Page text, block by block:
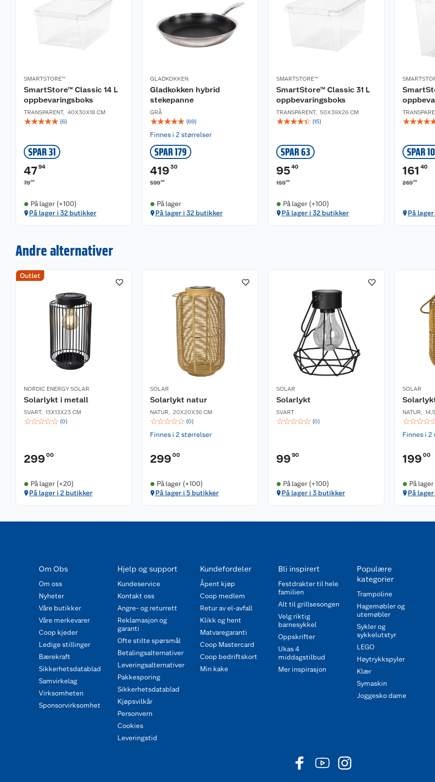
SMARTSTORE™
SmartStore™ Classic 14 L
oppbevaringsboks
TRANSPARENT, 40X30X18 CM
☆☆☆☆☆ (6)
SPAR 31
4794
7990
På lager (+100)
På lager i 32 butikker
GLADKOKKEN
Gladkokken hybrid
stekepanne
GRÅ
☆☆☆☆☆ (69)
Finnes i 2 størrelser
SPAR 179
419 30
59900
På lager
På lager i 32 butikker
SMARTSTORE™
SmartStore™ Classic 31 L
oppbevaringsboks
TRANSPARENT, 50X39X26 CM
☆☆☆☆☆ (15)
SPAR 63
95 40
15900
På lager (+100)
På lager i 32 butikker
☆☆☆☆
SPAR
161 40
26900
På
Andre alternativer
Outlet
NORDIC ENERGY SOLAR
Solarlykt i metall
SVART, 13X13X23 CM
☆☆☆☆☆ (0)
299 00
På lager (+20)
På lager i 2 butikker
SOLAR
Solarlykt natur
NATUR, 20X20X36 CM
☆☆☆☆☆ (0)
Finnes i 2 størrelser
299 00
På lager (+100)
På lager i 5 butikker
SOLAR
Solarlykt
SVART
☆☆☆☆☆ (0)
99 90
På lager (+100)
På lager i 3 butikker
SOLAR
NATUR,
☆☆☆☆
Finnes i 2
199 00
På
På
Om Obs
Om oss
Nyheter
Våre butikker
Våre merkevarer
Coop kjeder
Ledige stillinger
Bærekraft
Sikkerhetsdatablad
Samvirkelag
Virksomheten
Sponsorvirksomhet
Hjelp og support
Kundeservice
Kontakt oss
Angre- og returrett
Reklamasjon og
garanti
Ofte stilte spørsmål
Betalingsalternativer
Leveringsalternativer
Pakkesporing
Sikkerhetsdatablad
Kjøpsvilkår
Personvern
Cookies
Leveringstid
Kundefordeler
Åpent kjøp
Coop medlem
Retur av el-avfall
Klikk og hent
Matvaregaranti
Coop Mastercard
Coop bedriftskort
Min kake
Bli inspirert
Festdrakter til hele
familien
Alt til grillsesongen
Velg riktig
barnesykkel
Oppskrifter
Ukas 4
middagstilbud
Mer inspirasjon
Populære
kategorier
Trampoline
Hagemøbler og
utemøbler
Sykler og
sykkelutstyr
LEGO
Høytrykkspyler
Klær
Symaskin
Joggesko dame